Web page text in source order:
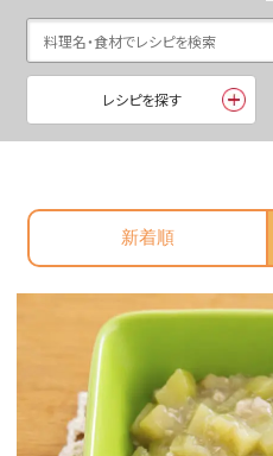
レシピを探す
新着順